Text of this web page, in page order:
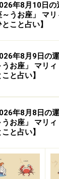
で占い関連の
場で占い関連の
年8月10日の
～うお座」 マ
こと占い】
年8月9日の
うお座」 マリ
こと占い】
年8月8日の
うお座」 マリ
こと占い】